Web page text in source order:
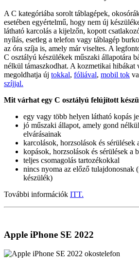
A C kategóriába sorolt táblagépek,
esetében egyértelmű, hogy nem új
látható karcolás a kijelzőn, kopott
nyílás, esetleg a telefon vagy táblagép
az óra szíja is, amely már viseltes. A
C osztályú készülékek műszaki állapotára
nélkül támaszkodhat. A kozmetikai hibákat
megoldhatja új tokkal, fóliával, mobil tok
szíjjal.
Mit várhat egy C osztályú felújított
egy vagy több helyen látható kopás
jó műszaki állapot, amely gond
elvárásainak
karcolások, horzsolások és sérülések
kopások, horzsolások és sérülések a
teljes csomagolás tartozékokkal
nincs nyoma az előző tulajdonosnak
készülék)
További információk ITT.
Apple iPhone SE 2022